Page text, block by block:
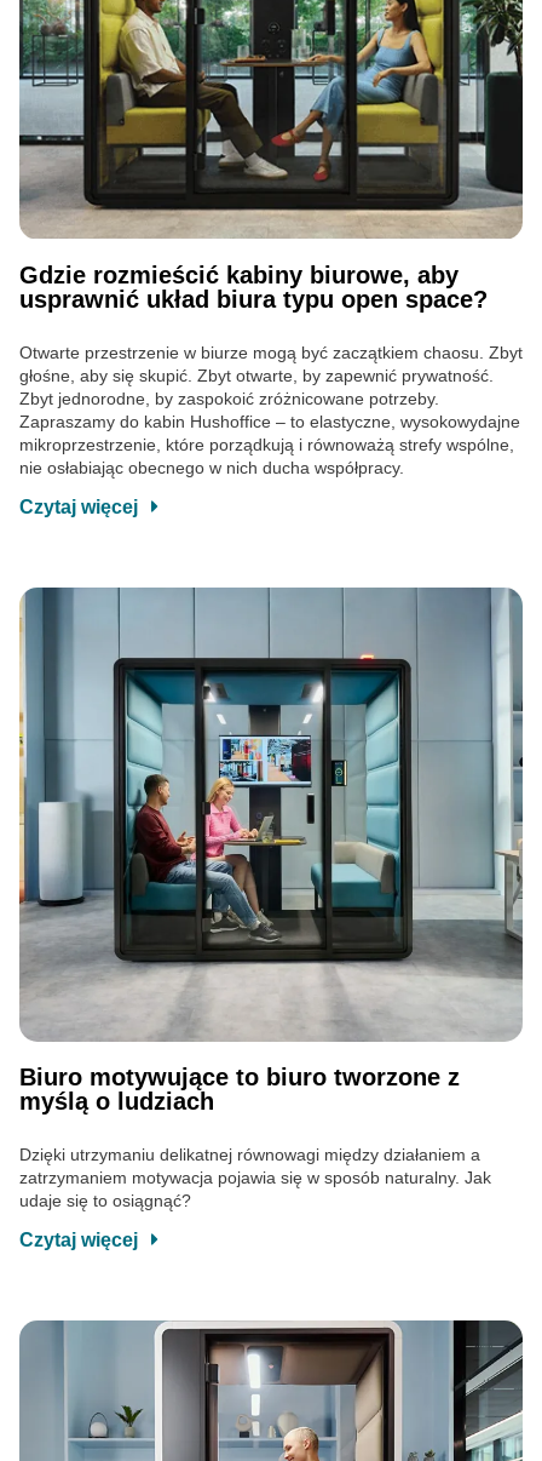
Gdzie rozmieścić kabiny biurowe, aby
usprawnić układ biura typu open space?
Otwarte przestrzenie w biurze mogą być zaczątkiem chaosu. Zbyt
głośne, aby się skupić. Zbyt otwarte, by zapewnić prywatność.
Zbyt jednorodne, by zaspokoić zróżnicowane potrzeby.
Zapraszamy do kabin Hushoffice – to elastyczne, wysokowydajne
mikroprzestrzenie, które porządkują i równoważą strefy wspólne,
nie osłabiając obecnego w nich ducha współpracy.
Czytaj więcej
Biuro motywujące to biuro tworzone z
myślą o ludziach
Dzięki utrzymaniu delikatnej równowagi między działaniem a
zatrzymaniem motywacja pojawia się w sposób naturalny. Jak
udaje się to osiągnąć?
Czytaj więcej